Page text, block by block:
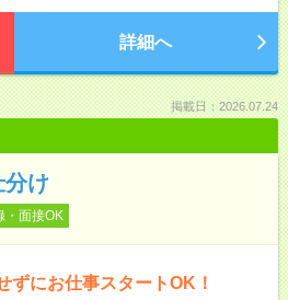
詳細へ
掲載日：2026.07.24
分け
・面接OK
ずにお仕事スタートOK！